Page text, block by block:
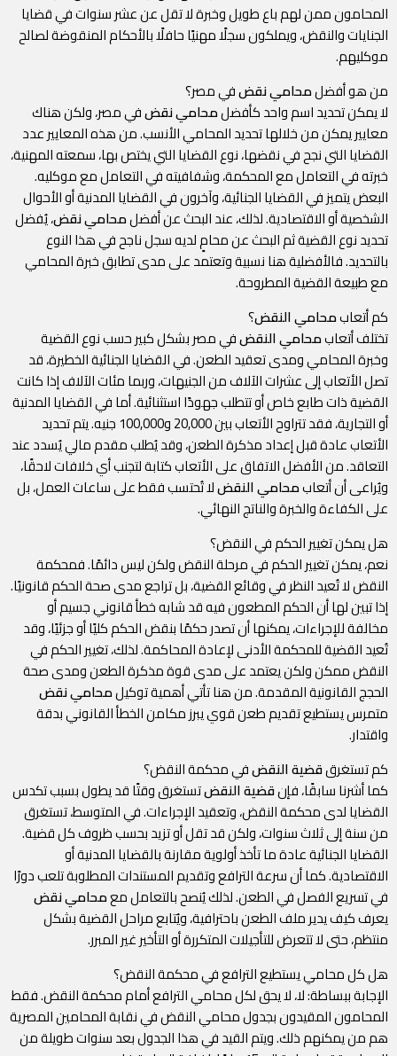
المحامون ممن لهم باع طويل وخبرة لا تقل عن عشر سنوات في قضايا
الجنايات والنقض، ويملكون سجلًا مهنيًا حافلًا بالأحكام المنقوضة لصالح
موكليهم.
من هو أفضلمحامي نقضفي مصر؟
لا يمكن تحديد اسم واحد كأفضلمحامي نقضفي مصر، ولكن هناك
معايير يمكن من خلالها تحديد المحامي الأنسب. من هذه المعايير عدد
القضايا التي نجح في نقضها، نوع القضايا التي يختص بها، سمعته المهنية،
خبرته في التعامل مع المحكمة، وشفافيته في التعامل مع موكليه.
البعض يتميز في القضايا الجنائية، وآخرون في القضايا المدنية أو الأحوال
الشخصية أو الاقتصادية. لذلك، عند البحث عن أفضلمحامي نقض، يُفضل
تحديد نوع القضية ثم البحث عن محامٍ لديه سجل ناجح في هذا النوع
بالتحديد. فالأفضلية هنا نسبية وتعتمد على مدى تطابق خبرة المحامي
مع طبيعة القضية المطروحة.
كم أتعابمحامي النقض؟
تختلف أتعابمحامي النقضفي مصر بشكل كبير حسب نوع القضية
وخبرة المحامي ومدى تعقيد الطعن. في القضايا الجنائية الخطيرة، قد
تصل الأتعاب إلى عشرات الآلاف من الجنيهات، وربما مئات الآلاف إذا كانت
القضية ذات طابع خاص أو تتطلب جهودًا استثنائية. أما في القضايا المدنية
أو التجارية، فقد تتراوح الأتعاب بين 20,000 و100,000 جنيه. يتم تحديد
الأتعاب عادة قبل إعداد مذكرة الطعن، وقد يُطلب مقدم مالي يُسدد عند
التعاقد. من الأفضل الاتفاق على الأتعاب كتابة لتجنب أي خلافات لاحقًا،
ويُراعى أن أتعابمحامي النقضلا تُحتسب فقط على ساعات العمل، بل
على الكفاءة والخبرة والناتج النهائي.
هل يمكن تغيير الحكم في النقض؟
نعم، يمكن تغيير الحكم في مرحلة النقض ولكن ليس دائمًا. فمحكمة
النقض لا تُعيد النظر في وقائع القضية، بل تراجع مدى صحة الحكم قانونيًا.
إذا تبين لها أن الحكم المطعون فيه قد شابه خطأ قانوني جسيم أو
مخالفة للإجراءات، يمكنها أن تصدر حكمًا بنقض الحكم كليًا أو جزئيًا، وقد
تُعيد القضية للمحكمة الأدنى لإعادة المحاكمة. لذلك، تغيير الحكم في
النقض ممكن ولكن يعتمد على مدى قوة مذكرة الطعن ومدى صحة
الحجج القانونية المقدمة. من هنا تأتي أهمية توكيلمحامي نقض
متمرس يستطيع تقديم طعن قوي يبرز مكامن الخطأ القانوني بدقة
واقتدار.
كم تستغرققضية النقضفي محكمة النقض؟
كما أشرنا سابقًا، فإنقضية النقضتستغرق وقتًا قد يطول بسبب تكدس
القضايا لدى محكمة النقض، وتعقيد الإجراءات. في المتوسط، تستغرق
من سنة إلى ثلاث سنوات، ولكن قد تقل أو تزيد بحسب ظروف كل قضية.
القضايا الجنائية عادة ما تأخذ أولوية مقارنة بالقضايا المدنية أو
الاقتصادية. كما أن سرعة الترافع وتقديم المستندات المطلوبة تلعب دورًا
في تسريع الفصل في الطعن. لذلك يُنصح بالتعامل معمحامي نقض
يعرف كيف يدير ملف الطعن باحترافية، ويُتابع مراحل القضية بشكل
منتظم، حتى لا تتعرض للتأجيلات المتكررة أو التأخير غير المبرر.
هل كل محامي يستطيع الترافع في محكمة النقض؟
الإجابة ببساطة: لا، لا يحق لكل محامي الترافع أمام محكمة النقض. فقط
المحامون المقيدون بجدول محامي النقض في نقابة المحامين المصرية
هم من يمكنهم ذلك. ويتم القيد في هذا الجدول بعد سنوات طويلة من